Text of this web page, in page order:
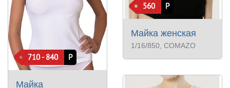
710 - 840 Р
Майка
560 Р
Майка женская
1/16/850 , COMAZO